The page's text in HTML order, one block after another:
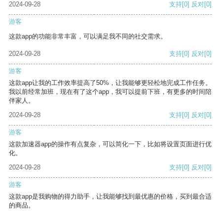
2024-09-28
支持[0] 反对[0]
游客
这款app的功能非常丰富，可以满足我不同的社交需求。
2024-09-28 支持[0] 反对[0]
游客
这款app让我的工作效率提高了50%，让我能够更轻松地完成工作任务。
我以前经常加班，现在有了这个app，我可以提前下班，有更多的时间陪
伴家人。
2024-09-28
支持[0] 反对[0]
游客
这款加速器app的操作有点复杂，可以简化一下，比如将设置页面进行优
化。
2024-09-28
支持[0] 反对[0]
游客
这款app是我购物的得力助手，让我能够找到最优惠的价格，买到最合适
的商品。